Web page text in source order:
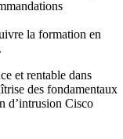
la formation en
et rentable dans
des fondamentaux
d’intrusion Cisco